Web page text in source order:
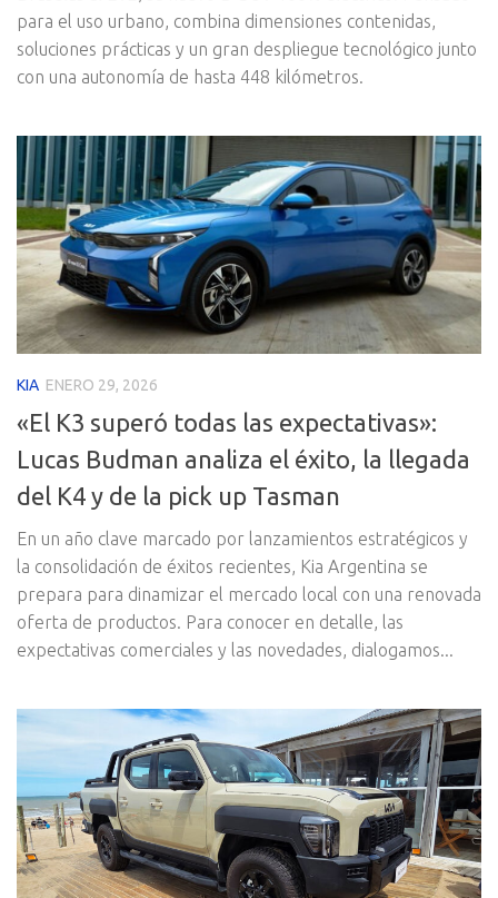
para el uso urbano, combina dimensiones contenidas,
soluciones prácticas y un gran despliegue tecnológico junto
con una autonomía de hasta 448 kilómetros.
KIA ENERO 29, 2026
«El K3 superó todas las expectativas»:
Lucas Budman analiza el éxito, la llegada
del K4 y de la pick up Tasman
En un año clave marcado por lanzamientos estratégicos y
la consolidación de éxitos recientes, Kia Argentina se
prepara para dinamizar el mercado local con una renovada
oferta de productos. Para conocer en detalle, las
expectativas comerciales y las novedades, dialogamos...